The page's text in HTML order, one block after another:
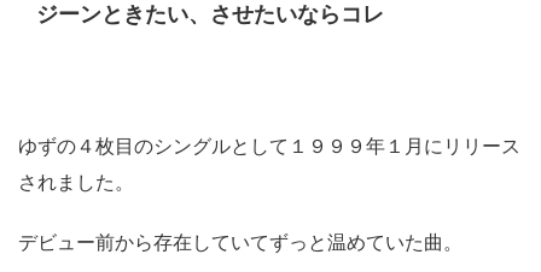
ジーンときたい、させたいならコレ
ゆずの４枚目のシングルとして１９９９年１月にリリース
されました。
デビュー前から存在していてずっと温めていた曲。